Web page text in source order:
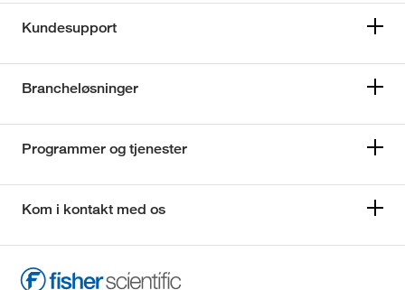
Kundesupport
Brancheløsninger
Programmer og tjenester
Kom i kontakt med os